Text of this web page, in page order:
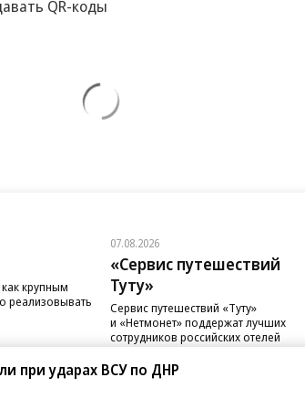
QR-коды
крупным
реализовывать
07.08.2026
«Сервис путешествий
Туту»
Сервис путешествий «Туту»
и «Нетмонет» поддержат лучших
сотрудников российских отелей
при ударах ВСУ по ДНР